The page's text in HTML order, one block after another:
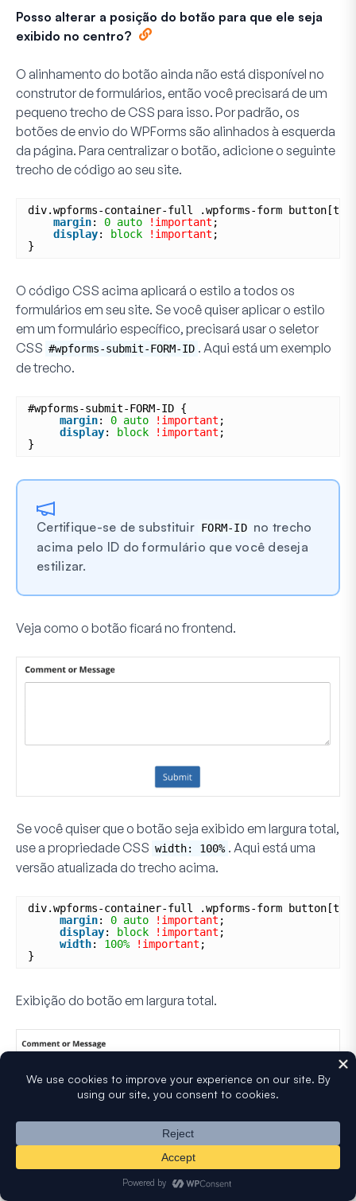
Posso alterar a posição do botão para que ele seja
exibido no centro?
O alinhamento do botão ainda não está disponível no
construtor de formulários, então você precisará de um
pequeno trecho de CSS para isso. Por padrão, os
botões de envio do WPForms são alinhados à esquerda
da página. Para centralizar o botão, adicione o seguinte
trecho de código ao seu site.
div.wpforms-container-full .wpforms-form
margin: 0 auto !important ;
display: block !important ;
}
O código CSS acima aplicará o estilo a todos os
formulários em seu site. Se você quiser aplicar o estilo
em um formulário específico, precisará usar o seletor
CSS #wpforms-submit-FORM-ID . Aqui está um exemplo
de trecho.
#wpforms-submit-FORM-ID {
margin: 0 auto !important ;
display: block !important ;
}
Certifique-se de substituir FORM-ID no trecho
acima pelo ID do formulário que você deseja
estilizar.
Veja como o botão ficará no frontend.
Se você quiser que o botão seja exibido em largura total,
use a propriedade CSS width: 100% . Aqui está uma
versão atualizada do trecho acima.
div.wpforms-container-full .wpforms-form
margin: 0 auto !important ;
display: block !important ;
width: 100% !important ;
}
Exibição do botão em largura total.